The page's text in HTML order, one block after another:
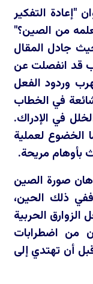
بعنوان "إعادة التفكير
من الصين؟"
جادل المقال
قد انفصلت عن
وردود الفعل
في الخطاب
في الإدراك.
الخضوع لعملية
بأوهام مريحة.
صورة الصين
ذلك الحين،
الحربية
من اضطرابات
أن تهتدي إلى